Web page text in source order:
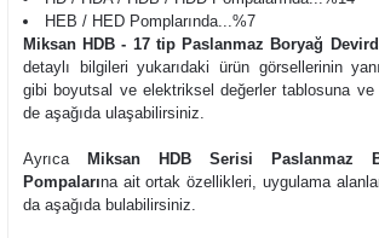
HEB / HED Pomplarında...%7
Miksan HDB - 17 tip Paslanmaz Boryağ
detaylı bilgileri yukarıdaki ürün görsellerinin
gibi boyutsal ve elektriksel değerler tablosuna ve
de aşağıda ulaşabilirsiniz.
Ayrıca
Miksan HDB Serisi Paslanmaz
Pompalarına ait ortak özellikleri, uygulama
da aşağıda bulabilirsiniz.